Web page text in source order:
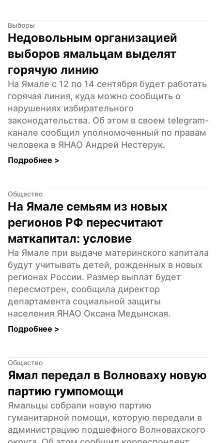
Выборы
Недовольным организацией
выборов ямальцам выделят
горячую линию
На Ямале с 12 по 14 сентября будет работать
горячая линия, куда можно сообщить о
нарушениях избирательного
законодательства. Об этом в своем telegram-
канале сообщил уполномоченный по правам
человека в ЯНАО Андрей Нестерук.
Подробнее >
Общество
На Ямале семьям из новых
регионов РФ пересчитают
маткапитал: условие
На Ямале при выдаче материнского капитала
будут учитывать детей, рожденных в новых
регионах России. Размер выплат будет
пересмотрен, сообщила директор
департамента социальной защиты
населения ЯНАО Оксана Медынская.
Подробнее >
Общество
Ямал передал в Волноваху новую
партию гумпомощи
Ямальцы собрали новую партию
гуманитарной помощи, которую передали в
администрацию подшефного Волновахского